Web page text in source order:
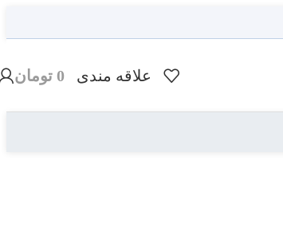
علاقه مندی 0 تومان